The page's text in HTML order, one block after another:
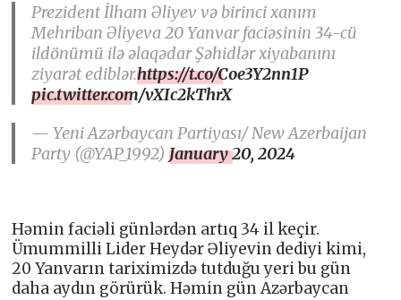
Prezident İlham Əliyev və birinci xanım
Mehriban Əliyeva 20 Yanvar faciəsinin 34-cü
ildönümü ilə əlaqədar Şəhidlər xiyabanını
ziyarət ediblər.https://t.co/Coe3Y2nn1P
pic.twitter.com/vXIc2kThrX
— Yeni Azərbaycan Partiyası/ New Azerbaijan
Party (@YAP_1992)January 20, 2024
Həmin faciəli günlərdən artıq 34 il keçir.
Ümummilli Lider Heydər Əliyevin dediyi kimi,
20 Yanvarın tariximizdə tutduğu yeri bu gün
daha aydın görürük. Həmin gün Azərbaycan